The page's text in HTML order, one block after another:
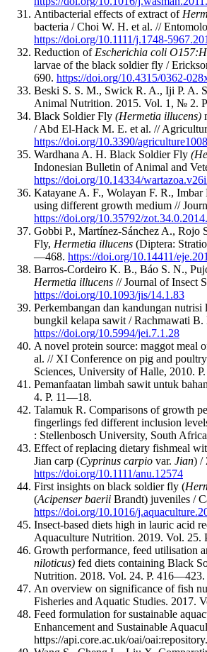
Antibacterial effects of extract of
bacteria / Choi W. H. et al. //
https://doi.org/10.1111/j.1748-
Reduction of Escherichia coli
larvae of the black soldier fly /
690. https://doi.org/10.4315/0362-
Beski S. S. M., Swick R. A., Iji P. A.
Animal Nutrition. 2015. Vol. 1, № 2.
Black Soldier Fly (Hermetia illucens)
/ Abd El-Hack M. E. et al. //
https://doi.org/10.3390/
Wardhana A. H. Black Soldier Fly
Indonesian Bulletin of Animal and
https://doi.org/10.14334/
Katayane A. F., Wolayan F. R.,
using different growth medium //
https://doi.org/10.35792/
Gobbi P., Martínez-Sánchez A., Rojo
Fly, Hermetia illucens (Diptera:
—468. https://doi.org/10.14411/
Barros-Cordeiro K. B., Báo S. N.,
Hermetia illucens // Journal of Insect
https://doi.org/10.1093/jis/14.1.83
Perkembangan dan kandungan nutrisi
bungkil kelapa sawit / Rachmawati
https://doi.org/10.5994/jei.7.1.28
A novel protein source: maggot meal
al. // ХІ Conference on pig and
Sciences, University of Halle, 2010.
Pemanfaatan limbah sawit untuk
4. P. 11—18.
Talamuk R. Comparisons of growth
fingerlings fed different inclusion
: Stellenbosch University, South
Effect of replacing dietary fishmeal
Jian carp (Cyprinus carpio var. Jian) /
https://doi.org/10.1111/anu.12574
First insights on black soldier fly (
(Acipenser baerii Brandt) juveniles /
https://doi.org/10.1016/
Insect-based diets high in lauric acid
Aquaculture Nutrition. 2019. Vol. 25.
Growth performance, feed utilisation
niloticus) fed diets containing Black
Nutrition. 2018. Vol. 24. P. 416—423.
An overview on significance of fish
Fisheries and Aquatic Studies.
Feed formulation for sustainable
Enhancement and Sustainable
https://api.core.ac.uk/oai/